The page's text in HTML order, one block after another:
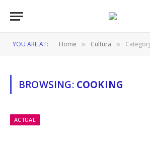
YOU ARE AT: Home » Cultura »
BROWSING: COOKING
ACTUAL